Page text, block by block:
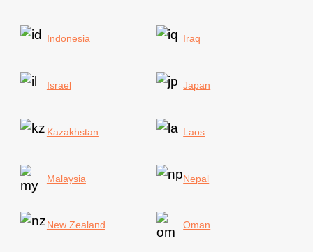
Indonesia Iraq
Israel Japan
Kazakhstan Laos
Malaysia Nepal
New Zealand Oman